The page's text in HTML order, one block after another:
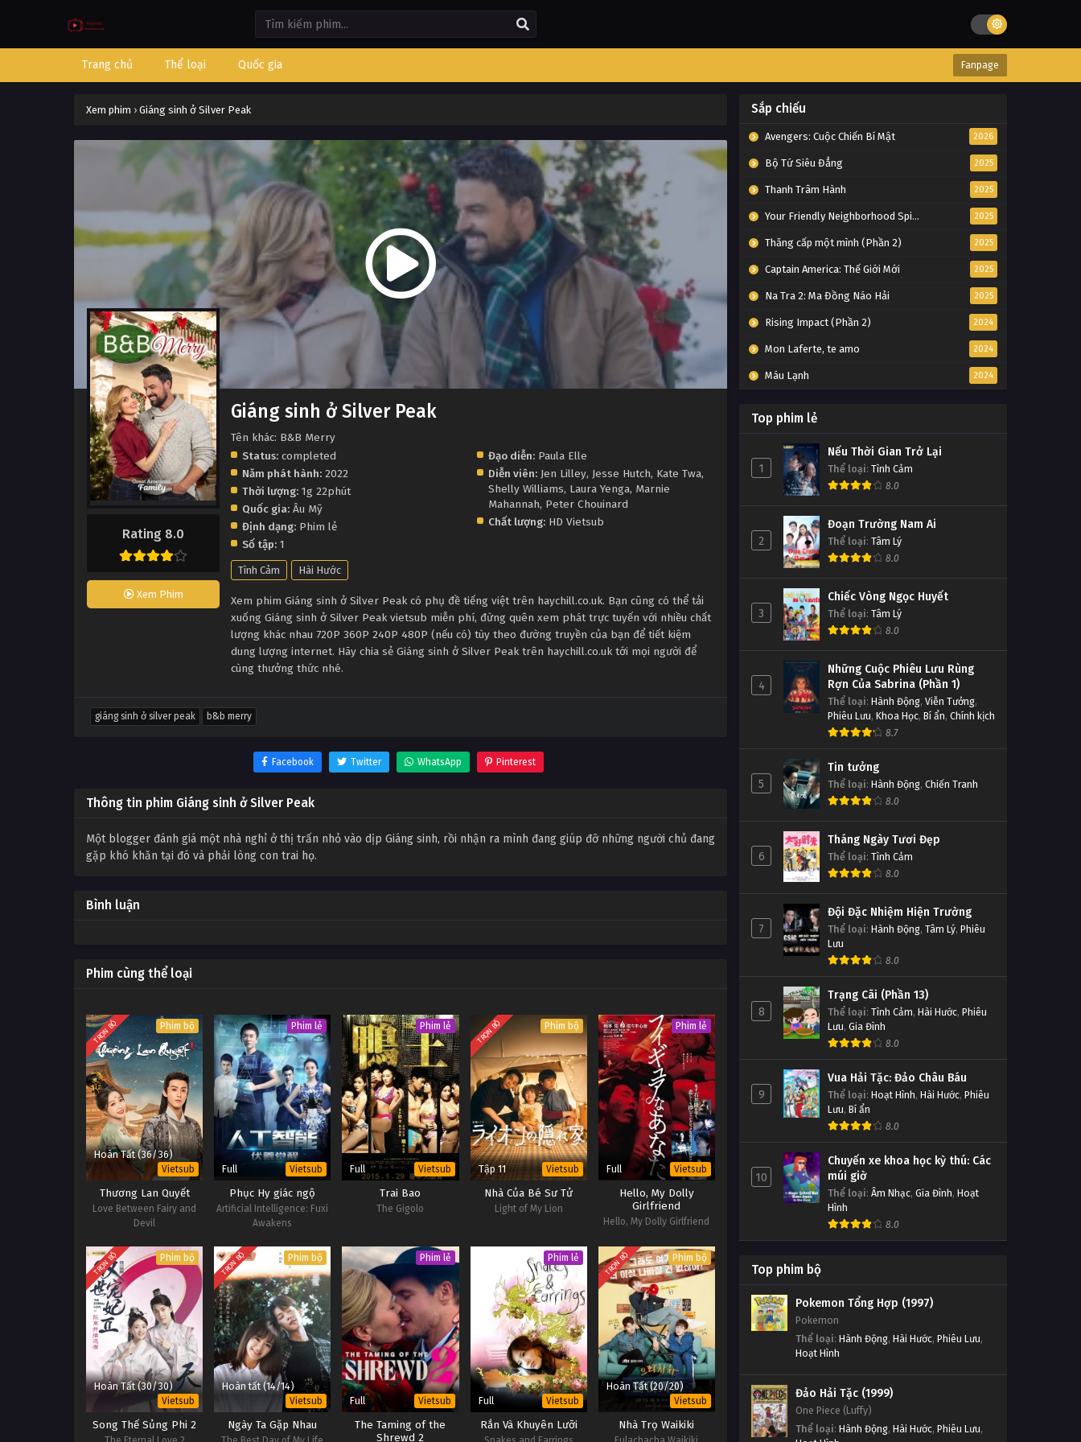
Trang chủ Thể loại Quốc gia Fanpage
Xem phim › Giáng sinh ở Silver Peak
Rating 8.0
Xem Phim
Giáng sinh ở Silver Peak
Tên khác: B&B Merry
Status: completed
Năm phát hành: 2022
Thời lượng: 1g 22phút
Quốc gia: Âu Mỹ
Định dạng: Phim lẻ
Số tập: 1
Đạo diễn: Paula Elle
Diễn viên: Jen Lilley, Jesse Hutch, Kate Twa,
Shelly Williams, Laura Yenga, Marnie
Mahannah, Peter Chouinard
Chất lượng: HD Vietsub
Tình Cảm Hài Hước
Xem phim Giáng sinh ở Silver Peak có phụ đề tiếng việt trên haychill.co.uk. Bạn cũng có thể tải
xuống Giáng sinh ở Silver Peak vietsub miễn phí, đừng quên xem phát trực tuyến với nhiều chất
lượng khác nhau 720P 360P 240P 480P (nếu có) tùy theo đường truyền của bạn để tiết kiệm
dung lượng internet. Hãy chia sẻ Giáng sinh ở Silver Peak trên haychill.co.uk tới mọi người để
cùng thưởng thức nhé.
giáng sinh ở silver peak b&b merry
Facebook Twitter WhatsApp Pinterest
Thông tin phim Giáng sinh ở Silver Peak
Một blogger đánh giá một nhà nghỉ ở thị trấn nhỏ vào dịp Giáng sinh, rồi nhận ra mình đang giúp đỡ những người chủ đang
gặp khó khăn tại đó và phải lòng con trai họ.
Bình luận
Phim cùng thể loại
TRỌN BỘ Phim bộ
Hoàn Tất (36/36)
Vietsub
Thương Lan Quyết
Love Between Fairy and
Devil
Phim lẻ
Full Vietsub
Phục Hy giác ngộ
Artificial Intelligence: Fuxi
Awakens
Phim lẻ
Full Vietsub
Trai Bao
The Gigolo
TRỌN BỘ Phim bộ
Tập 11 Vietsub
Nhà Của Bé Sư Tử
Light of My Lion
Phim lẻ
Full Vietsub
Hello, My Dolly
Girlfriend
Hello, My Dolly Girlfriend
TRỌN BỘ Phim bộ
Hoàn Tất (30/30)
Vietsub
Song Thế Sủng Phi 2
TRỌN BỘ Phim bộ
Hoàn tất (14/14)
Vietsub
Ngày Ta Gặp Nhau
Phim lẻ
Full Vietsub
The Taming of the
Shrewd 2
Phim lẻ
Full Vietsub
Rắn Và Khuyên Lưỡi
TRỌN BỘ Phim bộ
Hoàn Tất (20/20)
Vietsub
Nhà Trọ Waikiki
Sắp chiếu
Avengers: Cuộc Chiến Bí Mật 2026
Bộ Tứ Siêu Đẳng 2025
Thanh Trâm Hành 2025
Your Friendly Neighborhood Spider-Man 2025
Thăng cấp một mình (Phần 2) 2025
Captain America: Thế Giới Mới 2025
Na Tra 2: Ma Đồng Náo Hải 2025
Rising Impact (Phần 2) 2024
Mon Laferte, te amo 2024
Máu Lạnh 2024
Top phim lẻ
1
Nếu Thời Gian Trở Lại
Thể loại: Tình Cảm
8.0
2
Đoạn Trường Nam Ai
Thể loại: Tâm Lý
8.0
3
Chiếc Vòng Ngọc Huyết
Thể loại: Tâm Lý
8.0
4
Những Cuộc Phiêu Lưu Rùng
Rợn Của Sabrina (Phần 1)
Thể loại: Hành Động, Viễn Tưởng,
Phiêu Lưu, Khoa Học, Bí ẩn, Chính kịch
8.7
5
Tin tưởng
Thể loại: Hành Động, Chiến Tranh
8.0
6
Tháng Ngày Tươi Đẹp
Thể loại: Tình Cảm
8.0
7
Đội Đặc Nhiệm Hiện Trường
Thể loại: Hành Động, Tâm Lý, Phiêu
Lưu
8.0
8
Trạng Cãi (Phần 13)
Thể loại: Tình Cảm, Hài Hước, Phiêu
Lưu, Gia Đình
8.0
9
Vua Hải Tặc: Đảo Châu Báu
Thể loại: Hoạt Hình, Hài Hước, Phiêu
Lưu, Bí ẩn
8.0
10
Chuyến xe khoa học kỳ thú: Các
múi giờ
Thể loại: Âm Nhạc, Gia Đình, Hoạt
Hình
8.0
Top phim bộ
Pokemon Tổng Hợp (1997)
Pokemon
Thể loại: Hành Động, Hài Hước, Phiêu Lưu,
Hoạt Hình
Đảo Hải Tặc (1999)
One Piece (Luffy)
Thể loại: Hành Động, Hài Hước, Phiêu Lưu,